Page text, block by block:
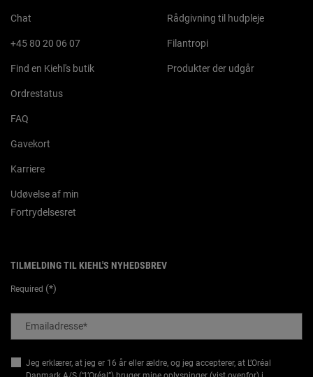
Chat
+45 80 20 06 07
Find en Kiehl's butik
Ordrestatus
FAQ
Gavekort
Karriere
Udøvelse af min
Fortrydelsesret
Rådgivning til hudpleje
Filantropi
Produkter der udgår
TILMELDING TIL KIEHL'S NYHEDSBREV
Required (*)
Emailadresse*
Jeg erklærer, at jeg er 16 år eller ældre, og jeg accepterer, at L’Oréal